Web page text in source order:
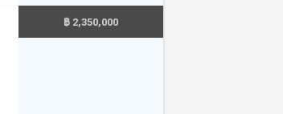
฿ 2,350,000